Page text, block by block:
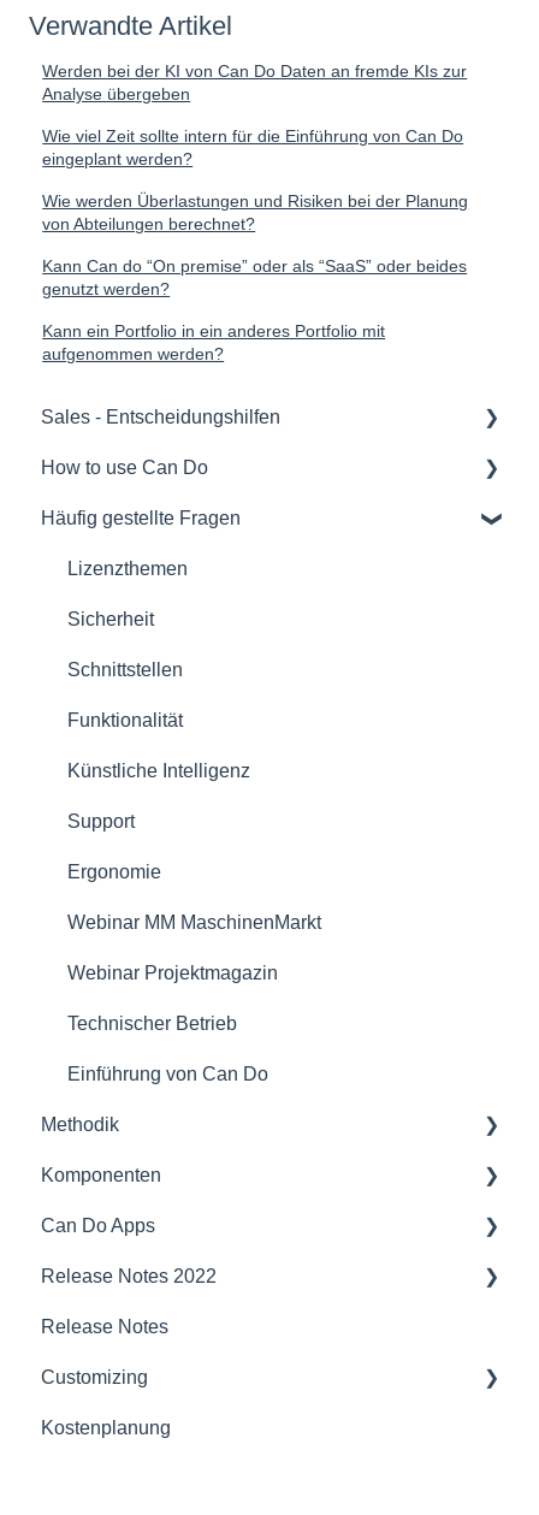
Verwandte Artikel
Werden bei der KI von Can Do Daten an fremde KIs zur
Analyse übergeben
Wie viel Zeit sollte intern für die Einführung von Can Do
eingeplant werden?
Wie werden Überlastungen und Risiken bei der Planung
von Abteilungen berechnet?
Kann Can do “On premise” oder als “SaaS” oder beides
genutzt werden?
Kann ein Portfolio in ein anderes Portfolio mit
aufgenommen werden?
Sales - Entscheidungshilfen
Softwareauswahl und Entscheidungshilfen
Rollout eines Can Do Systems
Übersichten
Verträge
Sicherheit
Referenzen
Lizenzmodell
How to use Can Do
Für Administratoren/innen
Für Projektmanager/innen
Für Mitarbeiter/-innen
Für Teamleiter/innen
Für Portfoliomanager/innen
Reporting PDC - Project Data Collector
Häufig gestellte Fragen
Lizenzthemen
Sicherheit
Schnittstellen
Funktionalität
Künstliche Intelligenz
Support
Ergonomie
Webinar MM MaschinenMarkt
Webinar Projektmagazin
Technischer Betrieb
Einführung von Can Do
Methodik
Projektmanagement
Vorträge
Agiles Projektmanagement
Kapazitätsplanung
Künstliche Intelligenz
Portfoliomanagement
Komponenten
Schnittstellen und Integration
Sicherheit
Kompatibilität
Server
PDC
Can Do Apps
Demand Management
Finanzen
JIRA Interface
Basispläne
Release Notes 2022
Projektplaner
Jira
Budgetmanagement
Release Notes
Customizing
Sonderdaten (CustomFields)
Kostenplanung